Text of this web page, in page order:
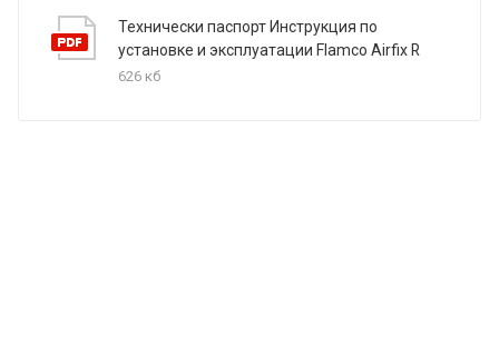
Технически паспорт Инструкция по
установке и эксплуатации Flamco Airfix R
626 кб